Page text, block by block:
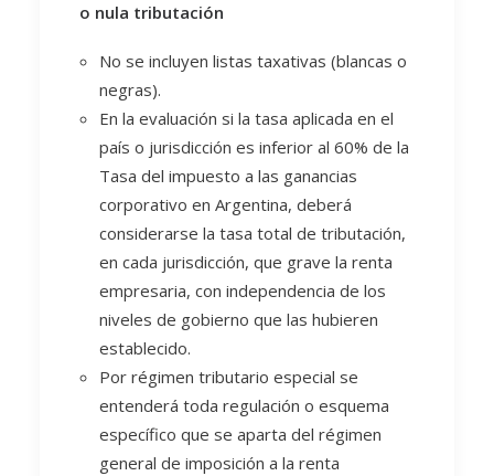
o nula tributación
No se incluyen listas taxativas (blancas o
negras).
En la evaluación si la tasa aplicada en el
país o jurisdicción es inferior al 60% de la
Tasa del impuesto a las ganancias
corporativo en Argentina, deberá
considerarse la tasa total de tributación,
en cada jurisdicción, que grave la renta
empresaria, con independencia de los
niveles de gobierno que las hubieren
establecido.
Por régimen tributario especial se
entenderá toda regulación o esquema
específico que se aparta del régimen
general de imposición a la renta